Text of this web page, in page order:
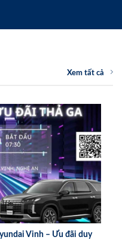
Xem tất cả
Vinh – Ưu đãi duy